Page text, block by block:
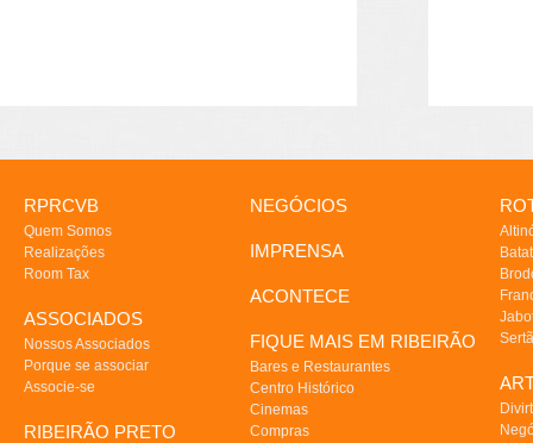
RPRCVB
Quem Somos
Realizações
Room Tax
ASSOCIADOS
Nossos Associados
Porque se associar
Associe-se
RIBEIRÃO PRETO
NEGÓCIOS
IMPRENSA
ACONTECE
FIQUE MAIS EM RIBEIRÃO
Bares e Restaurantes
Centro Histórico
Cinemas
Compras